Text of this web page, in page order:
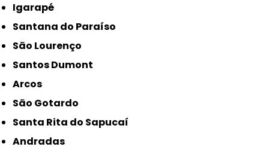
Igarapé
Santana do Paraíso
São Lourenço
Santos Dumont
Arcos
São Gotardo
Santa Rita do Sapucaí
Andradas